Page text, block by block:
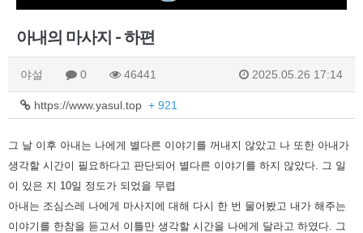
아내의 마사지 - 하편
야설 0 46441 2025.05.26 17:14
https://www.yasul.top + 921
그 날 이후 아내는 나에게 별다른 이야기를 꺼내지 않았고 나 또한 아내가
생각할 시간이 필요하다고 판단되어 별다른 이야기를 하지 않았다. 그 일
이 있은 지 10일 정도가 되었을 무렵
아내는 조심스레 나에게 마사지에 대해 다시 한 번 물어봤고 내가 해주는
이야기를 한참을 듣고서 이틀만 생각할 시간을 나에게 달라고 하였다. 그